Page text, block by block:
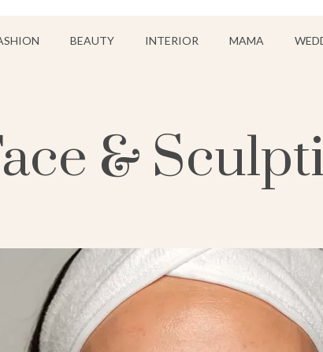
BEAUTY INTERIOR MAMA
&